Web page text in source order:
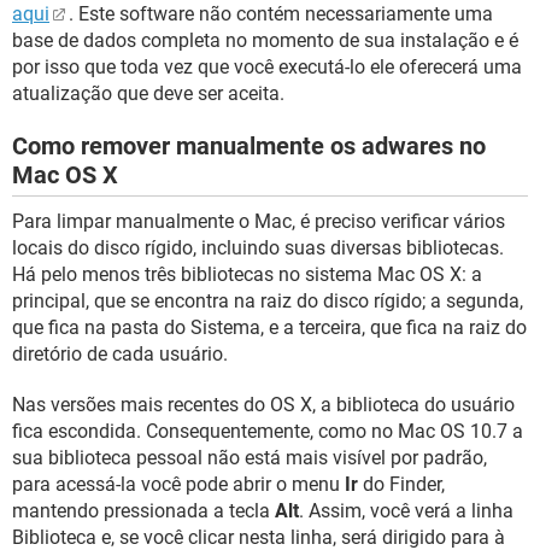
aqui
. Este software não contém necessariamente uma
base de dados completa no momento de sua instalação e é
por isso que toda vez que você executá-lo ele oferecerá uma
atualização que deve ser aceita.
Como remover manualmente os adwares no
Mac OS X
Para limpar manualmente o Mac, é preciso verificar vários
locais do disco rígido, incluindo suas diversas bibliotecas.
Há pelo menos três bibliotecas no sistema Mac OS X: a
principal, que se encontra na raiz do disco rígido; a segunda,
que fica na pasta do Sistema, e a terceira, que fica na raiz do
diretório de cada usuário.
Nas versões mais recentes do OS X, a biblioteca do usuário
fica escondida. Consequentemente, como no Mac OS 10.7 a
sua biblioteca pessoal não está mais visível por padrão,
para acessá-la você pode abrir o menu Ir do Finder,
mantendo pressionada a tecla Alt. Assim, você verá a linha
Biblioteca e, se você clicar nesta linha, será dirigido para à